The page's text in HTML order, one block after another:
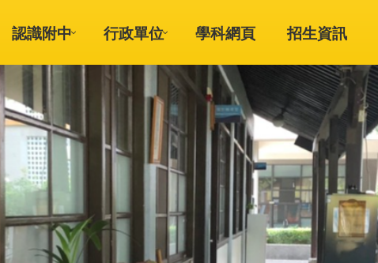
認識附中 行政單位 學科網頁 招生資訊